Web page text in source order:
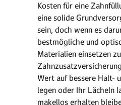
Kosten für eine
eine solide
sein, doch wenn es
bestmögliche und
Materialien einsetzen
Wert auf bessere Halt-
legen oder Ihr Lächeln
makellos erhalten